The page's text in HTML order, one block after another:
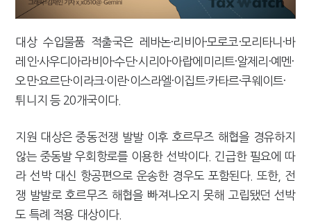
대상 수입물품 적출국은 레바논·리비아·모로코·모리타니·바
레인·사우디아라비아·수단·시리아·아랍에미리트·알제리·예멘·
오만·요르단·이라크·이란·이스라엘·이집트·카타르·쿠웨이트·
튀니지 등 20개국이다.
지원 대상은 중동전쟁 발발 이후 호르무즈 해협을 경유하지
않는 중동발 우회항로를 이용한 선박이다. 긴급한 필요에 따
라 선박 대신 항공편으로 운송한 경우도 포함된다. 또한, 전
쟁 발발로 호르무즈 해협을 빠져나오지 못해 고립됐던 선박
도 특례 적용 대상이다.